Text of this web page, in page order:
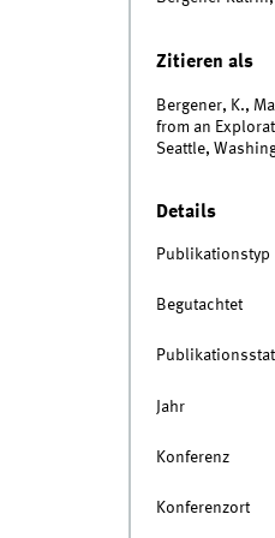
Zitieren als
Bergener, K.,
from an
Seattle,
Details
Publikationstyp
Begutachtet
Jahr
Konferenz
Konferenzort